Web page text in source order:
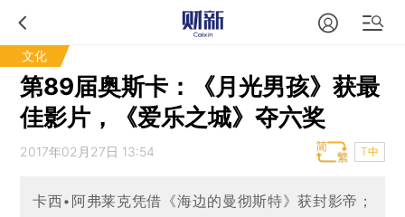
文化
第89届奥斯卡：《月光男孩》获最
佳影片，《爱乐之城》夺六奖
2017年02月27日 13:54 T中
卡西•阿弗莱克凭借《海边的曼彻斯特》获封影帝；